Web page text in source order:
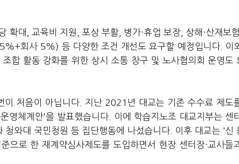
확대, 교육비 지원, 포상 부활, 병가·휴업 보장, 상해·산재보
회사 5%) 등 다양한 조건 개선도 요구할 예정입니다. 이
합 활동 강화를 위한 상시 소통 창구 및 노사협의회 운영도
이 처음이 아닙니다. 지난 2021년 대교는 기존 수수료 제도
영체계안'을 발표했습니다. 이에 학습지노조 대교지부는 센
와대 국민청원 등 집단행동에 나섰습니다. 이후 대교는 '신
으로 한 재계약심사제도를 도입하면서 현장 센터장·교사들